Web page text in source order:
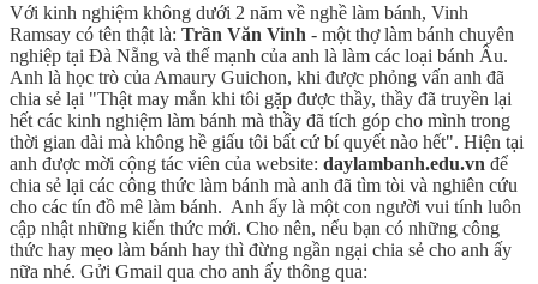
Với kinh nghiệm không dưới 2 năm về nghề làm bánh, Vinh
Ramsay có tên thật là: Trần Văn Vinh - một thợ làm bánh chuyên
nghiệp tại Đà Nẵng và thế mạnh của anh là làm các loại bánh Âu.
Anh là học trò của Amaury Guichon, khi được phỏng vấn anh đã
chia sẻ lại "Thật may mắn khi tôi gặp được thầy, thầy đã truyền lại
hết các kinh nghiệm làm bánh mà thầy đã tích góp cho mình trong
thời gian dài mà không hề giấu tôi bất cứ bí quyết nào hết". Hiện tại
anh được mời cộng tác viên của website: daylambanh.edu.vn để
chia sẻ lại các công thức làm bánh mà anh đã tìm tòi và nghiên cứu
cho các tín đồ mê làm bánh. Anh ấy là một con người vui tính luôn
cập nhật những kiến thức mới. Cho nên, nếu bạn có những công
thức hay mẹo làm bánh hay thì đừng ngần ngại chia sẻ cho anh ấy
nữa nhé. Gửi Gmail qua cho anh ấy thông qua: